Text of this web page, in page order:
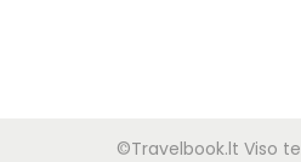
©Travelbook.lt Viso